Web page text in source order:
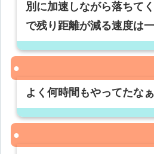
別に加速しながら落ちて
で残り距離が減る速度は
よく何時間もやってたなぁ